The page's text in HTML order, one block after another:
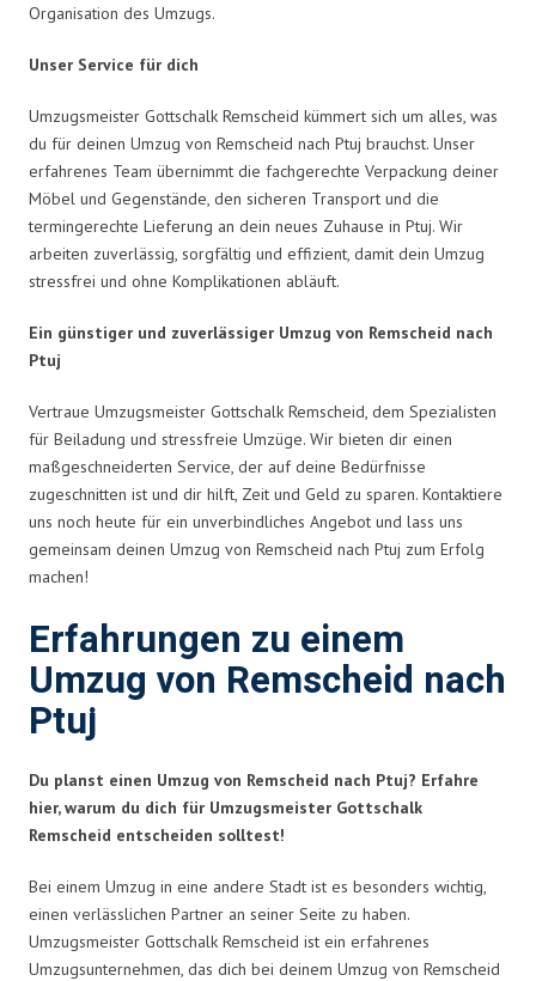
Organisation des Umzugs.
Unser Service für dich
Umzugsmeister Gottschalk Remscheid kümmert sich um alles, was
du für deinen Umzug von Remscheid nach Ptuj brauchst. Unser
erfahrenes Team übernimmt die fachgerechte Verpackung deiner
Möbel und Gegenstände, den sicheren Transport und die
termingerechte Lieferung an dein neues Zuhause in Ptuj. Wir
arbeiten zuverlässig, sorgfältig und effizient, damit dein Umzug
stressfrei und ohne Komplikationen abläuft.
Ein günstiger und zuverlässiger Umzug von Remscheid nach
Ptuj
Vertraue Umzugsmeister Gottschalk Remscheid, dem Spezialisten
für Beiladung und stressfreie Umzüge. Wir bieten dir einen
maßgeschneiderten Service, der auf deine Bedürfnisse
zugeschnitten ist und dir hilft, Zeit und Geld zu sparen. Kontaktiere
uns noch heute für ein unverbindliches Angebot und lass uns
gemeinsam deinen Umzug von Remscheid nach Ptuj zum Erfolg
machen!
Erfahrungen zu einem
Umzug von Remscheid nach
Ptuj
Du planst einen Umzug von Remscheid nach Ptuj? Erfahre
hier, warum du dich für Umzugsmeister Gottschalk
Remscheid entscheiden solltest!
Bei einem Umzug in eine andere Stadt ist es besonders wichtig,
einen verlässlichen Partner an seiner Seite zu haben.
Umzugsmeister Gottschalk Remscheid ist ein erfahrenes
Umzugsunternehmen, das dich bei deinem Umzug von Remscheid